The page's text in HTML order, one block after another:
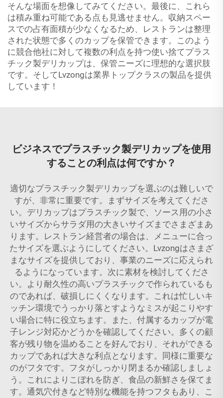
そんな場面を想像してみてください。最後に、これら
は積み重ね可能である点も見逃せません。収納スペー
スでの占有面積が少なくなるため、レストランは整理
された状態で多くのカップを保管できます。このよう
に競合他社に対して複数の利点を持つ使い捨てプラス
チック製デリカップは、保管ニーズに理想的な選択肢
です。そしてLvzongは業界トップクラスの製品を提供
しています！
ビジネスでプラスチック製デリカップを使用
することの利点は何ですか？
適切なプラスチック製デリカップを選ぶのは難しいで
すが、非常に重要です。まずサイズを考えてくださ
い。デリカップはプラスチック製で、ソース用の小さ
いサイズからサラダ用の大きいサイズまでさまざまあ
ります。レストラン経営者の場合は、メニューに合っ
たサイズを選ぶようにしてください。Lvzongはさまざ
まなサイズを提供しており、事業のニーズに応えられ
るようになっています。次に素材を検討してくださ
い。より耐久性の高いプラスチックで作られているも
のであれば、破損しにくくなります。これは忙しいキ
ッチン環境でうっかり落とすようなミスが起こりやす
い場合に特に役立ちます。また、付属するカップが電
子レンジ対応かどうかを確認してください。多くの顧
客が残り物を温めることを好んでおり、それができる
カップであれば大きな利点となります。同様に重要な
のがフタです。フタがしっかり閉まるか確認しましょ
う。これによりこぼれを防ぎ、食品の新鮮さを保てま
す。通気穴付きなど特別な機能を持つフタもあり、こ